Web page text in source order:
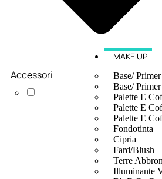
MAKE UP
Base/
Base/
Palette E
Palette E
Palette E
Fondotinta
Cipria
Fard/Blush
Terre
Illuminante
Accessori